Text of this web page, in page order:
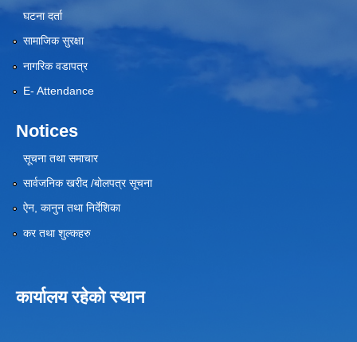
घटना दर्ता
सामाजिक सुरक्षा
नागरिक वडापत्र
E- Attendance
Notices
सूचना तथा समाचार
सार्वजनिक खरीद /बोलपत्र सूचना
ऐन, कानुन तथा निर्देशिका
कर तथा शुल्कहरु
कार्यालय रहेको स्थान